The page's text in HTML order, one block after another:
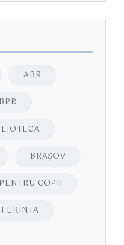
ABR
BRAŞOV
COPII